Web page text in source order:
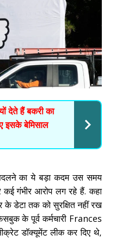
देते हैं बकरी का
इसके बेमिसाल
का ये बड़ा कदम उस समय
गंभीर आरोप लग रहे हैं. कहा
डेटा तक को सुरक्षित नहीं रख
के पूर्व कर्मचारी Frances
डॉक्यूमेंट लीक कर दिए थे,